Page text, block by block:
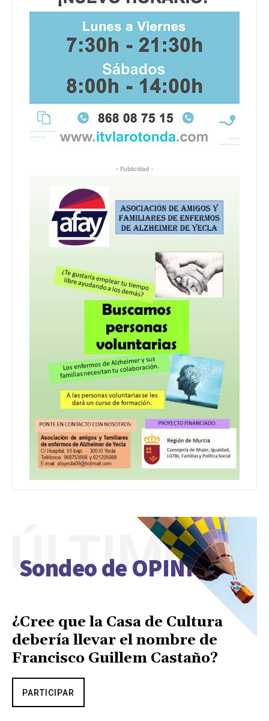
- Publicidad -
Sondeo de OPINIÓN
ÚLTIMO
¿Cree que la Casa de Cultura
debería llevar el nombre de
Francisco Guillem Castaño?
PARTICIPAR